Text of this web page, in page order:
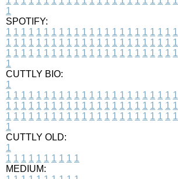
1
SPOTIFY:
1 1 1 1 1 1 1 1 1 1 1 1 1 1 1 1 1 1 1 1 1 1 1
1 1 1 1 1 1 1 1 1 1 1 1 1 1 1 1 1 1 1 1 1 1 1
1 1 1 1 1 1 1 1 1 1 1 1 1 1 1 1 1 1 1 1 1 1 1
1
CUTTLY BIO:
1
1 1 1 1 1 1 1 1 1 1 1 1 1 1 1 1 1 1 1 1 1 1 1
1 1 1 1 1 1 1 1 1 1 1 1 1 1 1 1 1 1 1 1 1 1 1
1 1 1 1 1 1 1 1 1 1 1 1 1 1 1 1 1 1 1 1 1 1 1
1
CUTTLY OLD:
1
1 1 1 1 1 1 1 1 1 1
MEDIUM: